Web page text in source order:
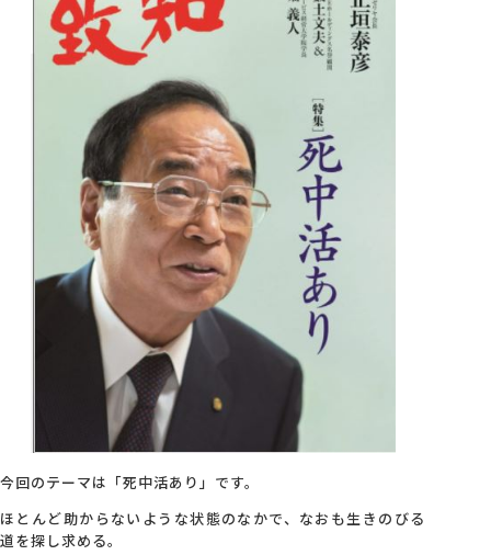
最新ブログ
アクセス
採用情報
お問い合わせ
今回のテーマは「死中活あり」です。
ほとんど助からないような状態のなかで、なおも生きのびる
道を探し求める。